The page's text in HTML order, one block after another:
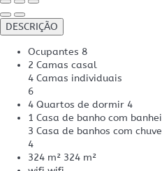
DESCRIÇÃO
Ocupantes 8
2 Camas casal
4 Camas individuais
6
4 Quartos de dormir 4
1 Casa de banho com
3 Casa de banhos com
4
324 m² 324 m²